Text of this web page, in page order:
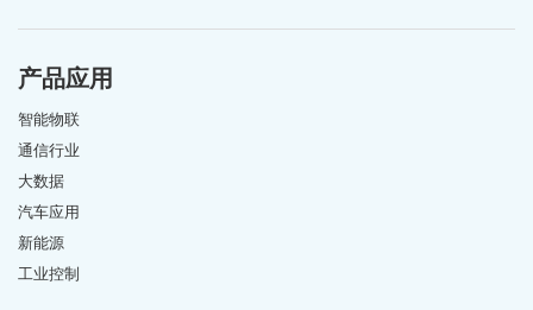
产品应用
智能物联
通信行业
大数据
汽车应用
新能源
工业控制